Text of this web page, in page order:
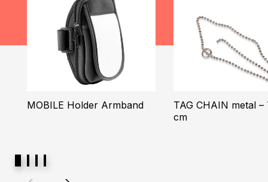
MOBILE Holder Armband
TAG CHAIN metal –
cm